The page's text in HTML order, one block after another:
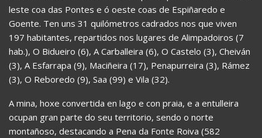
leste coa das Pontes e ó oeste coas de Espiñaredo e
Goente. Ten uns 31 quilómetros cadrados nos que viven
197 habitantes, repartidos nos lugares de Alimpadoiros (7
hab.), O Bidueiro (6), A Carballeira (6), O Castelo (3), Cheiván
(3), A Esfarrapa (9), Maciñeira (17), Penapurreira (3), Rámez
(3), O Reboredo (9), Saa (99) e Vila (32).
A mina, hoxe convertida en lago e con praia, e a entulleira
ocupan gran parte do seu territorio, sendo o norte
montañoso, destacando a Pena da Fonte Roiva (582